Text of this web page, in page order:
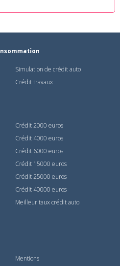
Simulation de crédit auto
Crédit travaux
Crédit 2000 euros
Crédit 4000 euros
Crédit 6000 euros
Crédit 15000 euros
Crédit 25000 euros
Crédit 40000 euros
Meilleur taux crédit auto
Mentions